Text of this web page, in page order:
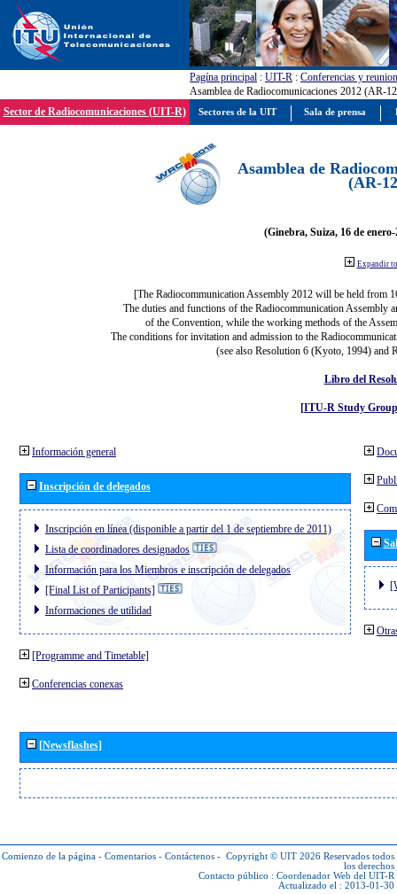
Pagína principal : UIT-R : Conferencias y
Asamblea de Radiocomunicaciones 2012 (AR-
Sector de Radiocomunicaciones (UIT-R)
Asamblea de
(AR-
(Ginebra, Suiza, 16 de
Expandir
[The Radiocommunication Assembly 2012 will be held from
The duties and functions of the Radiocommunication Assembly
of the Convention, while the working methods of the
The conditions for invitation and admission to the
(see also Resolution 6 (Kyoto, 1994) and
Libro del
[ITU-R Study
Información general
Inscripción de delegados
Inscripción en línea (disponible a partir del 1 de septiembre de 2011)
Lista de coordinadores designados
Información para los Miembros e inscripción de delegados
[Final List of Participants]
Informaciones de utilidad
[Programme and Timetable]
Conferencias conexas
[Newsflashes]
Comienzo de la página - Comentarios - Contáctenos - Copyright © UIT 2026 Reservados todos
los derechos
Contacto público : Coordenador Web del UIT-R
Actualizado el : 2013-01-30
Sectores de la UIT Sala de prensa